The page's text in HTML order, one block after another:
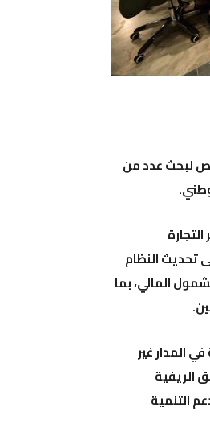
لبحث عدد من
تحديث النظام
المالي، بما
المدار غير
الريفية
التنمية